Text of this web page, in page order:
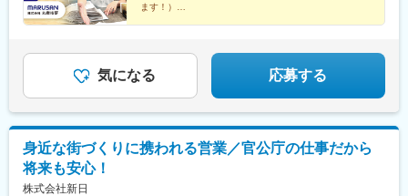
ます！）
気になる 応募する
身近な街づくりに携われる営業／官公庁の仕事だから
将来も安心！
株式会社新日